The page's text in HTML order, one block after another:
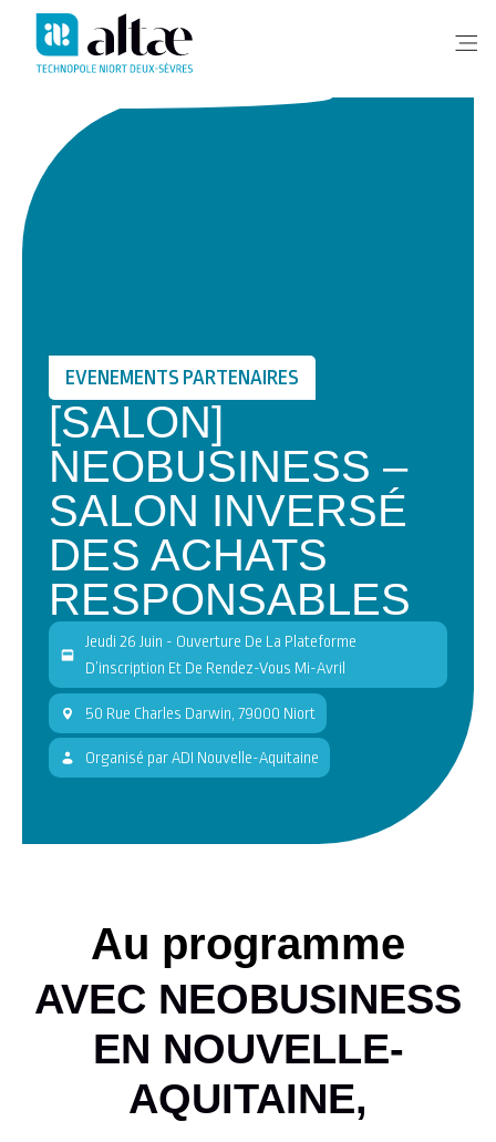
EVENEMENTS PARTENAIRES
[SALON]
NEOBUSINESS –
SALON INVERSÉ
DES ACHATS
RESPONSABLES
Jeudi 26 Juin - Ouverture De La Plateforme
D’inscription Et De Rendez-Vous Mi-Avril
50 Rue Charles Darwin, 79000 Niort
Organisé parADI Nouvelle-Aquitaine
Au programme
AVEC NEOBUSINESS
EN NOUVELLE-
AQUITAINE,